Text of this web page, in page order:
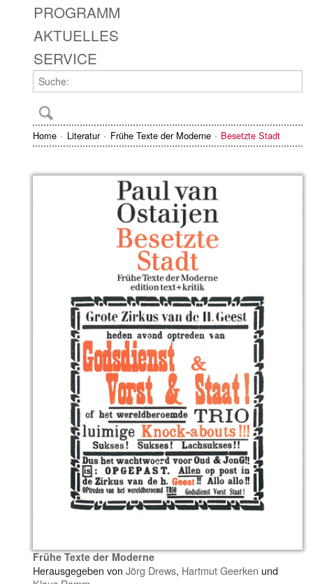
PROGRAMM
AKTUELLES
SERVICE
Home Literatur Frühe Texte der Moderne Besetzte Stadt
Frühe Texte der Moderne
Herausgegeben von Jörg Drews, Hartmut Geerken und